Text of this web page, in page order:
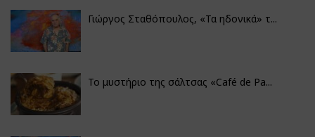
Γιώργος Σταθόπουλος, «Τα ηδονικά» τ...
Το μυστήριο της σάλτσας «Café de Pa...